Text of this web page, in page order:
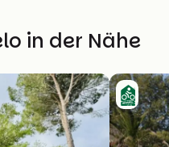
in der Nähe